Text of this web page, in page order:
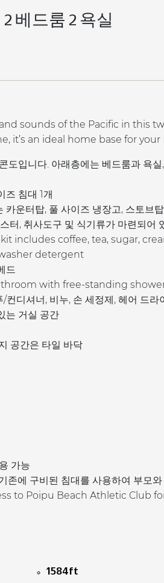
베드룸 2 욕실
sounds of the Pacific in this
it’s an ideal home base for your
도입니다. 아래층에는 베드룸과 욕
즈 침대 1개
카운터탑, 풀 사이즈 냉장고, 스토브
터, 취사도구 및 식기류가 마련되어
includes coffee, tea, sugar,
detergent
드
with free-standing
컨디셔너, 비누, 손 세정제, 헤어 드
는 거실 공간
공간은 타일 바닥
가능
존에 구비된 침대를 사용하여 부모
to Poipu Beach Athletic Club
1584ft